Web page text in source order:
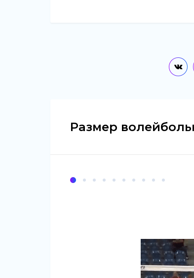
Размер